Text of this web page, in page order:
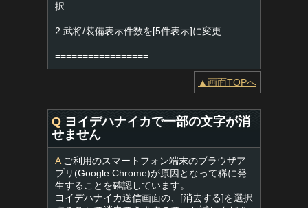
択
2.武将/装備表示件数を[5件表示]に変更
=================
▲画面TOPへ
Q ヨイデハナイカで一部の文字が消
せません
Aご利用のスマートフォン端末のブラウザア
プリ(Google Chrome)が原因となって稀に発
生することを確認しています。
ヨイデハナイカ送信画面の、[消去する]を選択